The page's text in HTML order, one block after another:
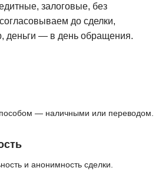
залоговые, без
до сделки,
деньги — в день обращения.
— наличными или переводом.
и анонимность сделки.